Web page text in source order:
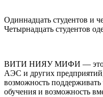
Одиннадцать студентов и
Четырнадцать студентов
ВИТИ НИЯУ МИФИ — это
АЭС и других
возможность поддерживать
обучения и возможность